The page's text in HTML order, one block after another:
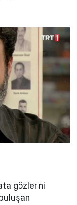
gözlerini